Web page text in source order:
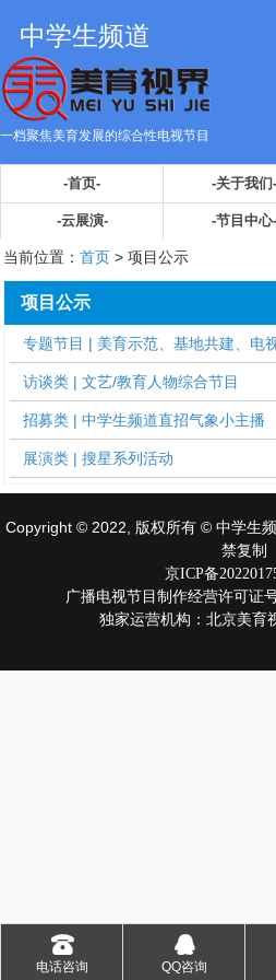
中学生频道
一档聚焦美育发展的综合性电视节目
-首页- -关于我们-
-云展演- -节目中心-
当前位置： 首页> 项目公示
项目公示
专题节目 | 美育示范、基地共建、电
访谈类 | 文艺/教育人物综合节目
招募类 | 中学生频道直招气象小主播
展演类 | 搜星系列活动
Copyright © 2022, 版权所有 © 中学生
禁复制
京ICP备
广播电视节目制作经营许可证
独家运营机构：北京美育
󰇯
电话咨询
󰇇
QQ咨询